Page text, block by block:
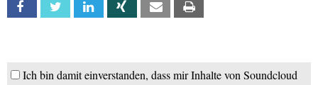
Facebook Twitter Linkedin Xing Email
Ich bin damit einverstanden, dass mir Inhalte von Soundcloud